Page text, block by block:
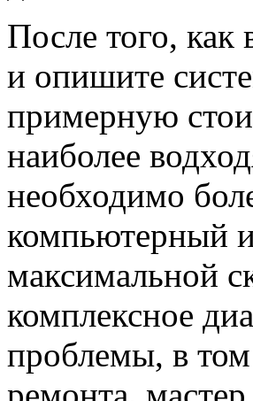
После того, как
и опишите
примерную
наиболее
необходимо
компьютерный
максимальной
комплексное
проблемы, в том